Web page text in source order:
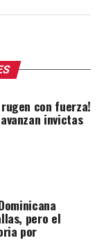
con fuerza!
invictas
pero el
por